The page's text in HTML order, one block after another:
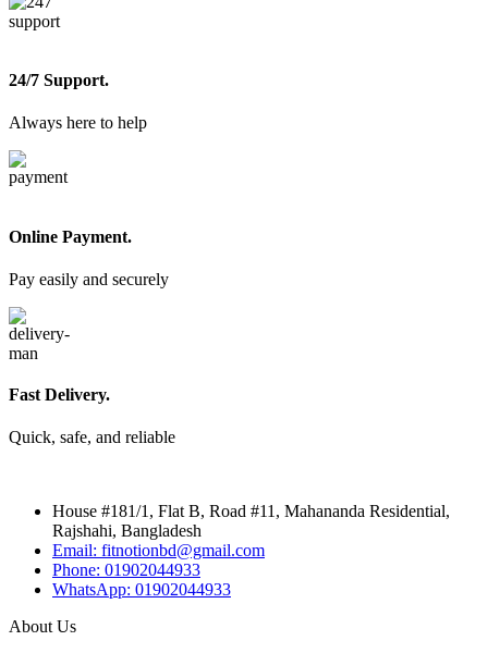
24/7 Support.
Always here to help
Online Payment.
Pay easily and securely
Fast Delivery.
Quick, safe, and reliable
House #181/1, Flat B, Road #11, Mahananda Residential,
Rajshahi, Bangladesh
Email: fitnotionbd@gmail.com
Phone: 01902044933
WhatsApp: 01902044933
About Us